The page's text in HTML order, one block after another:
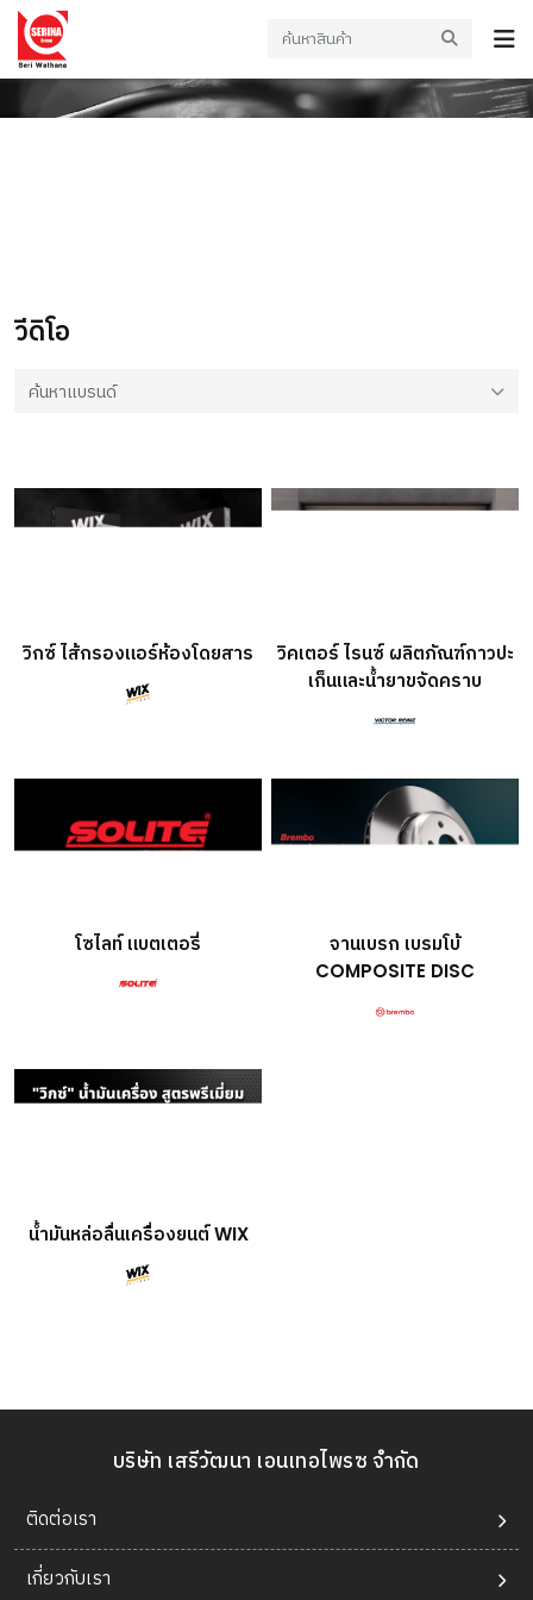
วีดิโอ
ค้นหาแบรนด์
วิกซ์ ไส้กรองแอร์ห้องโดยสาร
วิคเตอร์ ไรนซ์ ผลิตภัณฑ์กาวปะ
เก็นและน้ำยาขจัดคราบ
โซไลท์ แบตเตอรี่
จานเบรก เบรมโบ้
COMPOSITE DISC
น้ำมันหล่อลื่นเครื่องยนต์ WIX
บริษัท เสรีวัฒนา เอนเทอไพรซ จำกัด
ติดต่อเรา
เกี่ยวกับเรา